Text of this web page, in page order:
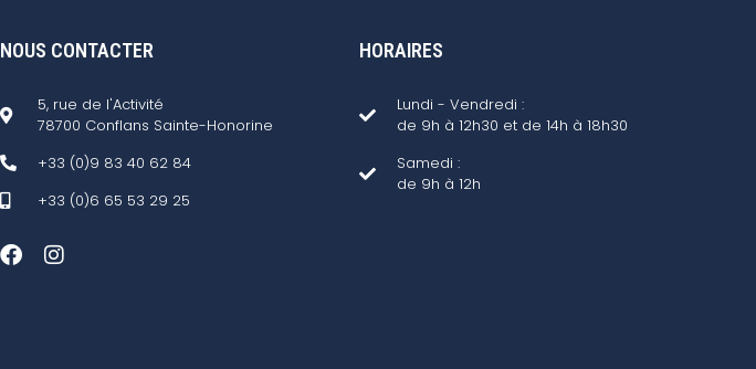
NOUS CONTACTER
5, rue de l'Activité
78700 Conflans Sainte-Honorine
+33 (0)9 83 40 62 84
+33 (0)6 65 53 29 25
HORAIRES
Lundi - Vendredi :
de 9h à 12h30 et de 14h à 18h30
Samedi :
de 9h à 12h